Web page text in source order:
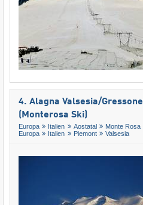
4. Alagna Valsesia/​
(Monterosa Ski)
Europa Italien Aostatal
Monte Rosa
Europa
Italien Piemont Valsesia